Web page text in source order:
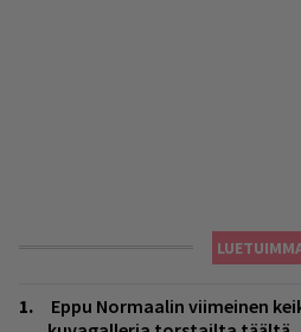
Eppu Normaalin viimeinen